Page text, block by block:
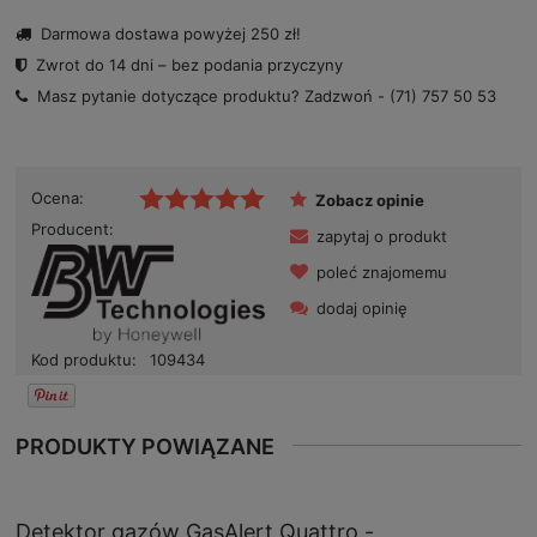
Darmowa dostawa powyżej 250 zł!
Zwrot do 14 dni – bez podania przyczyny
Masz pytanie dotyczące produktu? Zadzwoń - (71) 757 50 53
Ocena:
Producent:
Kod produktu: 109434
Zobacz opinie
zapytaj o produkt
poleć znajomemu
dodaj opinię
PRODUKTY POWIĄZANE
Detektor gazów GasAlert Quattro -